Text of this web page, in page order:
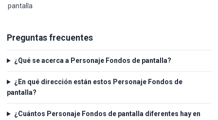
pantalla
Preguntas frecuentes
¿Qué se acerca a Personaje Fondos de pantalla?
¿En qué dirección están estos Personaje Fondos de
pantalla?
¿Cuántos Personaje Fondos de pantalla diferentes hay en